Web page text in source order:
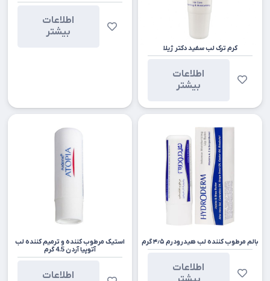
کرم ترک لب سفید دکتر ژیلا
اطلاعات
بیشتر
اطلاعات
بیشتر
بالم مرطوب کننده لب هیدرودرم ۴٫۵ گرم
اطلاعات
استیک مرطوب کننده و ترمیم کننده لب
آتوپیا آردن 4.5 گرم
اطلاعات